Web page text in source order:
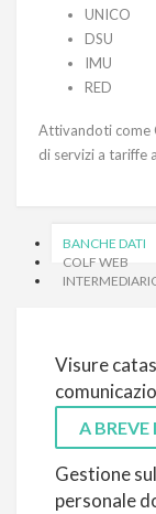
UNICO
DSU
IMU
RED
Attivandoti come
di servizi a tariffe
BANCHE DATI
COLF WEB
Visure
A
Gestione
personale